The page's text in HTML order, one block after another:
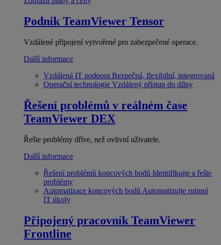
Podnik TeamViewer Tensor
Vzdálené připojení vytvořené pro zabezpečené operace.
Další informace
Vzdálená IT podpora Bezpečná, flexibilní, integrovaná
Operační technologie Vzdálený přístup do dílny
Řešení problémů v reálném čase
TeamViewer DEX
Řešte problémy dříve, než ovlivní uživatele.
Další informace
Řešení problémů koncových bodů Identifikujte a řešte
problémy
Automatizace koncových bodů Automatizujte rutinní
IT úkoly
Připojený pracovník TeamViewer
Frontline